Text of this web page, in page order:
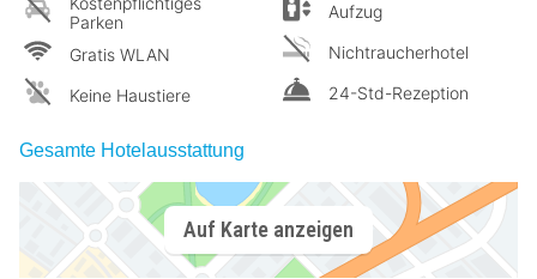
Parken
Gratis WLAN
Keine Haustiere
Aufzug
Nichtraucherhotel
24-Std-Rezeption
Gesamte Hotelausstattung
Auf Karte anzeigen